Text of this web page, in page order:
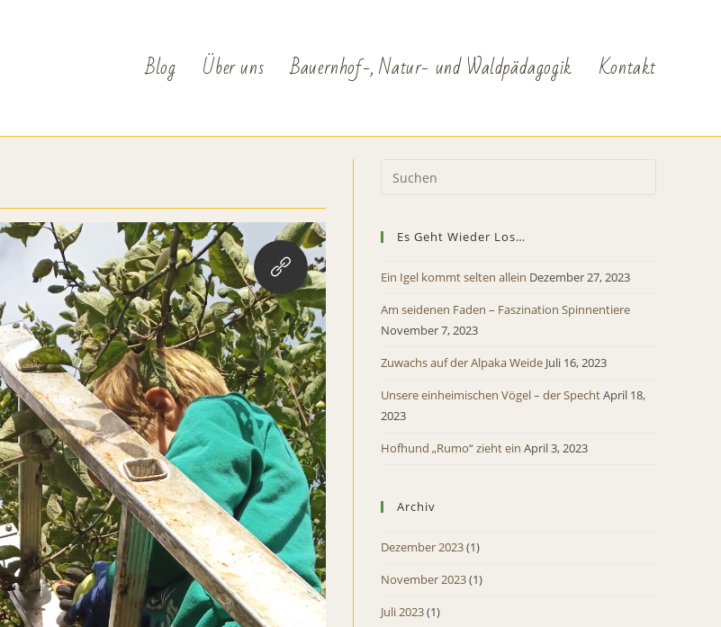
Blog Über uns Bauernhof-, Natur- und Waldpädagogik Kontakt
Es Geht Wieder Los…
Ein Igel kommt selten allein Dezember 27, 2023
Am seidenen Faden – Faszination Spinnentiere
November 7, 2023
Zuwachs auf der Alpaka Weide Juli 16, 2023
Unsere einheimischen Vögel – der SpechtApril 18,
2023
Hofhund „Rumo“ zieht ein April 3, 2023
Archiv
Dezember 2023(1)
November 2023(1)
Juli 2023(1)